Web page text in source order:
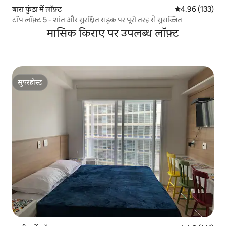
बारा फुंडा में लॉफ़्ट औसत रेटिंग 5 में से
4.96 (133)
टॉप लॉफ़्ट 5 - शांत और सुरक्षित सड़क पर पूरी तरह से सुसज्जित
मासिक किराए पर उपलब्ध लॉफ़्ट
सुपरहोस्ट
सुपरहोस्ट